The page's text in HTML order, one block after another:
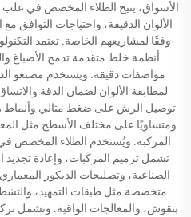
الأسواق، يتيح الطلاء المخصص في
الألوان الدقيقة، واحتياجات التوافق
وفقًا لمشاريعهم الخاصة. تعتمد
أنظمة خلط متقدمة تدمج الأصباغ
مواصفات دقيقة. ويستخدم مصنعو
لمطابقة الألوان لضمان الدقة
توصيل الرش على ضغط مثالي وأنماط
ومتساويًا على مختلف الأسطح مثل
المركبة. ويُستخدم الطلاء المخصص
تشمل ترميم المركبات، وإعادة تجديد
الصناعية، وتصليحات الديكور
متخصصة مثل طبقات التمهيد،
بنقوش، والمعالجات الواقية. وتشمل